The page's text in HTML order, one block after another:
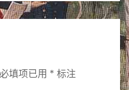
必填项已用 * 标注